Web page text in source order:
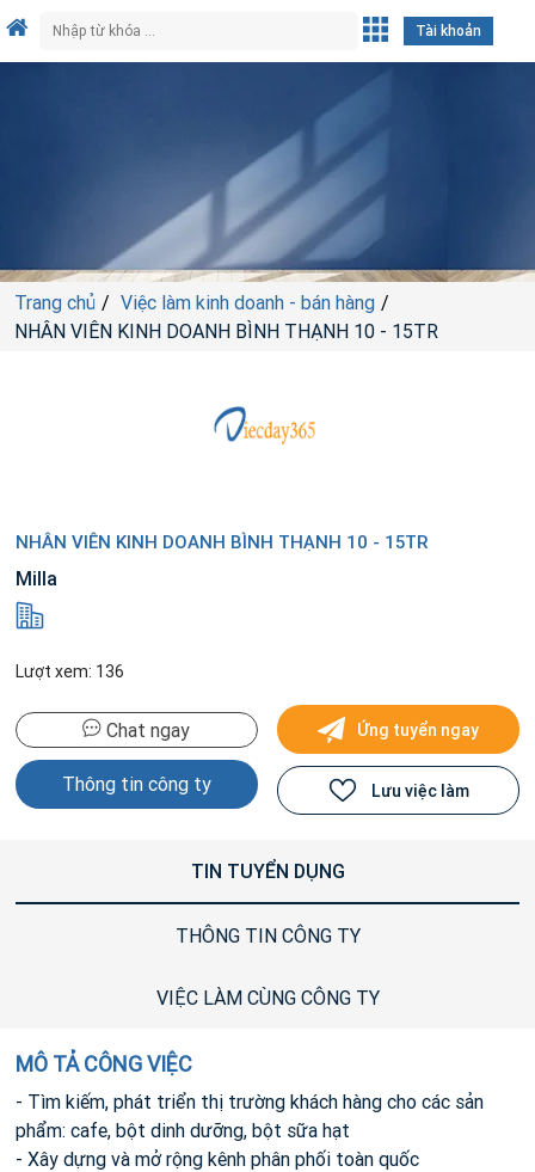
Tài khoản
Trang chủ
Việc làm kinh doanh - bán hàng
NHÂN VIÊN KINH DOANH BÌNH THẠNH 10 - 15TR
NHÂN VIÊN KINH DOANH BÌNH THẠNH 10 - 15TR
Milla
Lượt xem: 136
Chat ngay
Thông tin công ty
Ứng tuyển ngay
Lưu việc làm
TIN TUYỂN DỤNG
THÔNG TIN CÔNG TY
VIỆC LÀM CÙNG CÔNG TY
MÔ TẢ CÔNG VIỆC
- Tìm kiếm, phát triển thị trường khách hàng cho các sản
phẩm: cafe, bột dinh dưỡng, bột sữa hạt
- Xây dựng và mở rộng kênh phân phối toàn quốc